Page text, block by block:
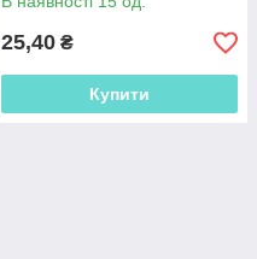
25,40 ₴
Купити